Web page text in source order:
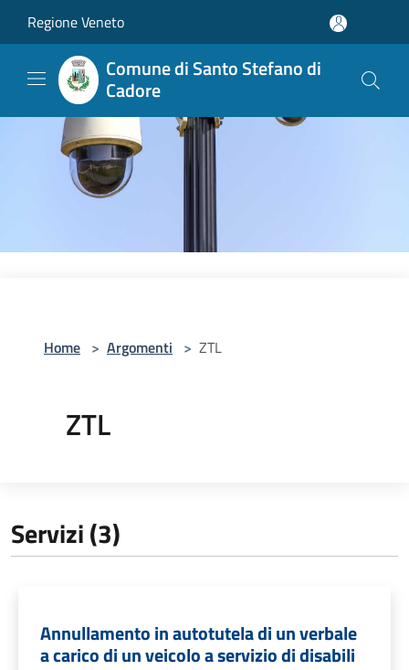
Regione Veneto
Comune di Santo Stefano di
Cadore
Home > Argomenti > ZTL
ZTL
Servizi (3)
Annullamento in autotutela di un verbale
a carico di un veicolo a servizio di disabili